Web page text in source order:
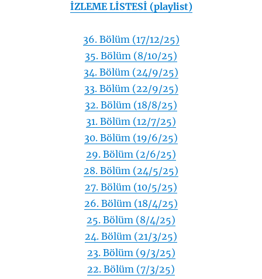
İZLEME LİSTESİ (playlist)
36. Bölüm (17/12/25)
35. Bölüm (8/10/25)
34. Bölüm (24/9/25)
33. Bölüm (22/9/25)
32. Bölüm (18/8/25)
31. Bölüm (12/7/25)
30. Bölüm (19/6/25)
29. Bölüm (2/6/25)
28. Bölüm (24/5/25)
27. Bölüm (10/5/25)
26. Bölüm (18/4/25)
25. Bölüm (8/4/25)
24. Bölüm (21/3/25)
23. Bölüm (9/3/25)
22. Bölüm (7/3/25)